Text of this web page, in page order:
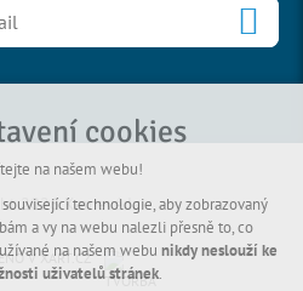
2026 Kamevéda
V XART.CZ
cookies
na našem webu!
technologie, aby zobrazovaný
a vy na webu nalezli přesně to, co
na našem webu nikdy neslouží ke
uživatelů stránek.